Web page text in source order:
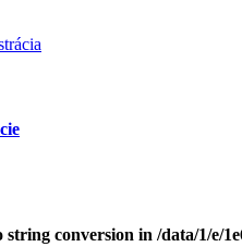
string conversion in /data/1/e/